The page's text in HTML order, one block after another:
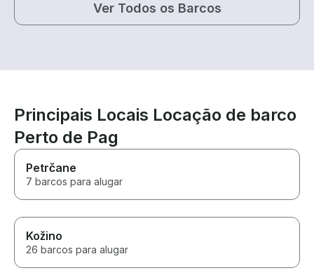
Ver Todos os Barcos
Principais Locais Locação de barco
Perto de Pag
Petrčane
7 barcos para alugar
Kožino
26 barcos para alugar